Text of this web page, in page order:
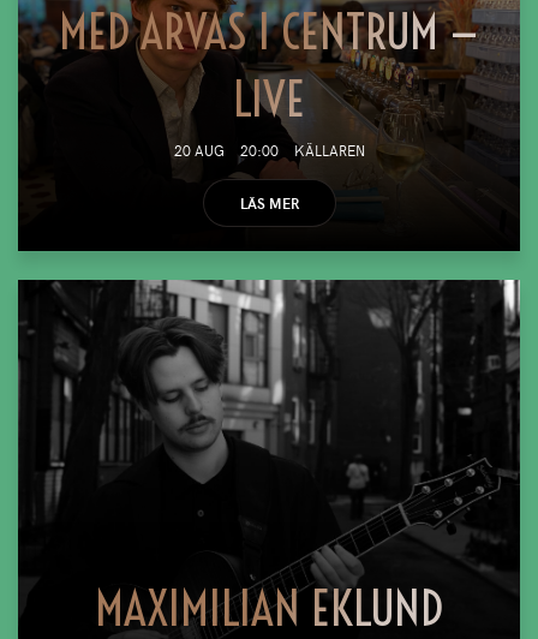
MED ARVAS I CENTRUM —
LIVE
20 AUG 20:00 KÄLLAREN
LÄS MER
MAXIMILIAN EKLUND